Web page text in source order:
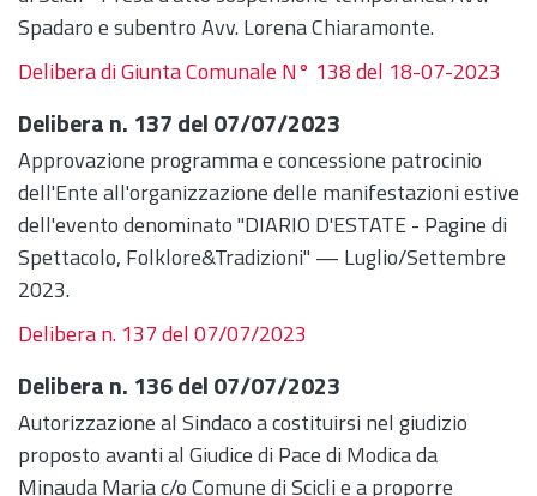
Spadaro e subentro Avv. Lorena Chiaramonte.
Delibera di Giunta Comunale N° 138 del 18-07-2023
Delibera n. 137 del 07/07/2023
Approvazione programma e concessione patrocinio
dell'Ente all'organizzazione delle manifestazioni estive
dell'evento denominato "DIARIO D'ESTATE - Pagine di
Spettacolo, Folklore&Tradizioni" — Luglio/Settembre
2023.
Delibera n. 137 del 07/07/2023
Delibera n. 136 del 07/07/2023
Autorizzazione al Sindaco a costituirsi nel giudizio
proposto avanti al Giudice di Pace di Modica da
Minauda Maria c/o Comune di Scicli e a proporre